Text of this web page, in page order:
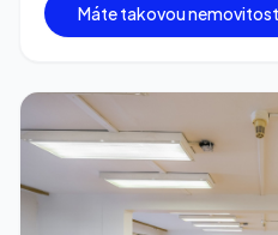
Máte takovou